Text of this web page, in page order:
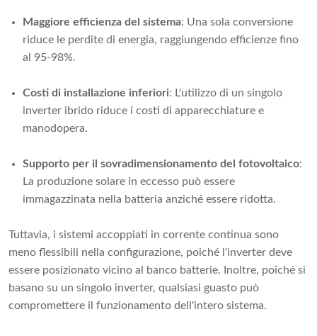
Maggiore efficienza del sistema: Una sola conversione
riduce le perdite di energia, raggiungendo efficienze fino
al 95-98%.
Costi di installazione inferiori: L'utilizzo di un singolo
inverter ibrido riduce i costi di apparecchiature e
manodopera.
Supporto per il sovradimensionamento del fotovoltaico:
La produzione solare in eccesso può essere
immagazzinata nella batteria anziché essere ridotta.
Tuttavia, i sistemi accoppiati in corrente continua sono
meno flessibili nella configurazione, poiché l'inverter deve
essere posizionato vicino al banco batterie. Inoltre, poiché si
basano su un singolo inverter, qualsiasi guasto può
compromettere il funzionamento dell'intero sistema.